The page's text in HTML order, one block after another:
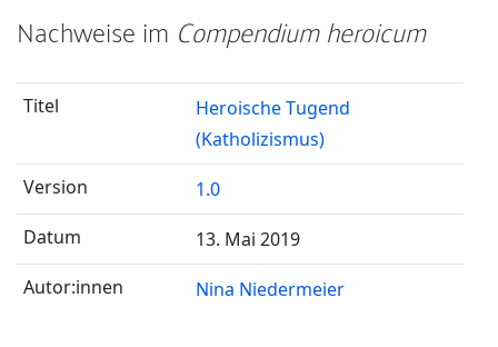
Nachweise im Compendium heroicum
Heroische Tugend
(Katholizismus)
1.0
13. Mai 2019
Nina Niedermeier